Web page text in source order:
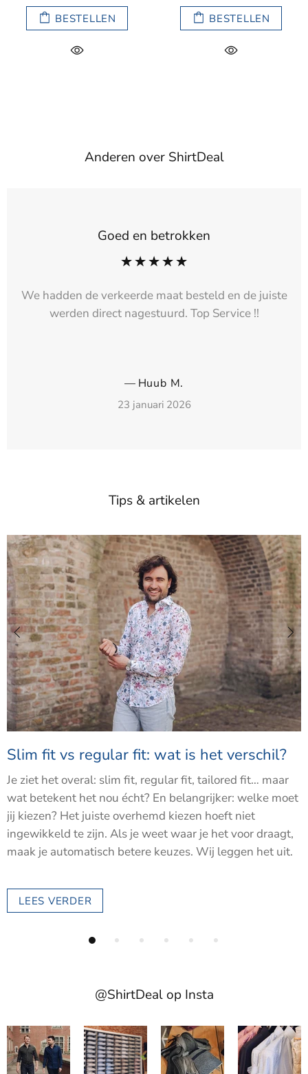
BESTELLEN BESTELLEN
Anderen over ShirtDeal
Goed en betrokken
We hadden de verkeerde maat besteld en de juiste
werden direct nagestuurd. Top Service !!
— Huub M.
23 januari 2026
Tips & artikelen
Slim fit vs regular fit: wat is het verschil?
Je ziet het overal: slim fit, regular fit, tailored fit… maar
wat betekent het nou écht? En belangrijker: welke moet
jij kiezen? Het juiste overhemd kiezen hoeft niet
ingewikkeld te zijn. Als je weet waar je het voor draagt,
maak je automatisch betere keuzes. Wij leggen het uit.
LEES VERDER
@ShirtDeal op Insta